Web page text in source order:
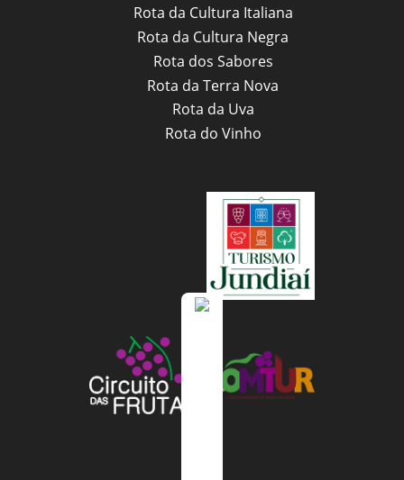
Rota da Cultura Italiana
Rota da Cultura Negra
Rota dos Sabores
Rota da Terra Nova
Rota da Uva
Rota do Vinho